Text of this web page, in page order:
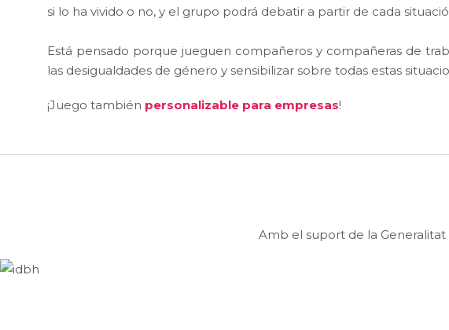
si lo ha vivido o no, y el grupo podrá debatir a partir de cada
Está pensado porque jueguen compañeros y compañeras de
las desigualdades de género y sensibilizar sobre todas estas
¡Juego también personalizable para empresas!
Amb el suport de la Generalitat